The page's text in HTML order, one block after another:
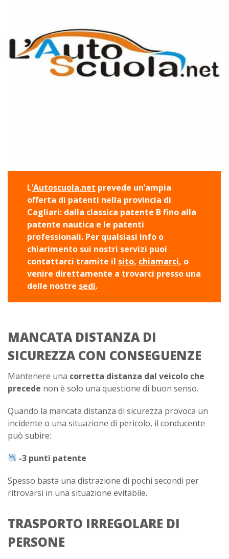
L’Autoscuola.net prevede un’ampia
offerta di patenti nella provincia di
Cagliari: dalla classica patente B fino alla
patente nautica e le patenti
professionali. Per qualsiasi info o
chiarimento sui nostri servizi puoi
contattarci tramite il sito, chiamarci, o
venire direttamente a trovarci presso una
delle nostre sedi.
MANCATA DISTANZA DI
SICUREZZA CON CONSEGUENZE
Mantenere una corretta distanza dal veicolo che
precede non è solo una questione di buon senso.
Quando la mancata distanza di sicurezza provoca un
incidente o una situazione di pericolo, il conducente
può subire:
-3 punti patente
Spesso basta una distrazione di pochi secondi per
ritrovarsi in una situazione evitabile.
TRASPORTO IRREGOLARE DI
PERSONE